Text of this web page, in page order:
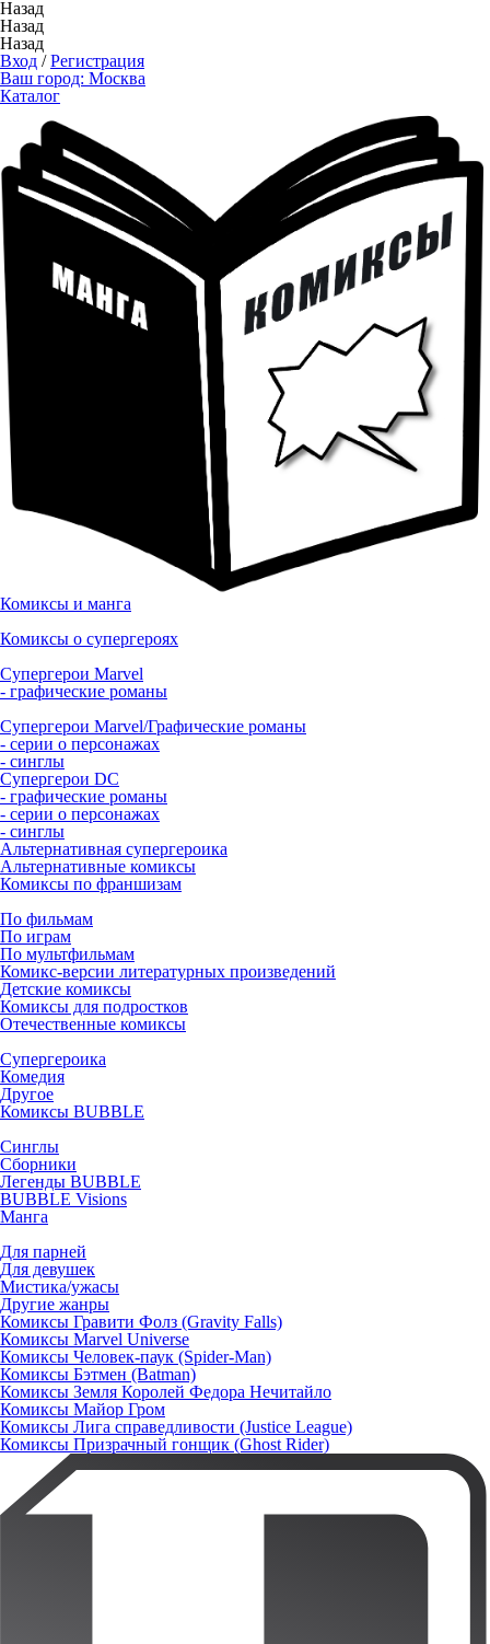
Назад
Назад
Назад
Вход /Регистрация
Ваш город: Москва
Каталог
Комиксы и манга
Комиксы о супергероях
Супергерои Marvel
- графические романы
Супергерои Marvel/Графические романы
- серии о персонажах
- синглы
Супергерои DC
- графические романы
- серии о персонажах
- синглы
Альтернативная супергероика
Альтернативные комиксы
Комиксы по франшизам
По фильмам
По играм
По мультфильмам
Комикс-версии литературных произведений
Детские комиксы
Комиксы для подростков
Отечественные комиксы
Супергероика
Комедия
Другое
Комиксы BUBBLE
Синглы
Сборники
Легенды BUBBLE
BUBBLE Visions
Манга
Для парней
Для девушек
Мистика/ужасы
Другие жанры
Комиксы Гравити Фолз (Gravity Falls)
Комиксы Marvel Universe
Комиксы Человек-паук (Spider-Man)
Комиксы Бэтмен (Batman)
Комиксы Земля Королей Федора Нечитайло
Комиксы Майор Гром
Комиксы Лига справедливости (Justice League)
Комиксы Призрачный гонщик (Ghost Rider)